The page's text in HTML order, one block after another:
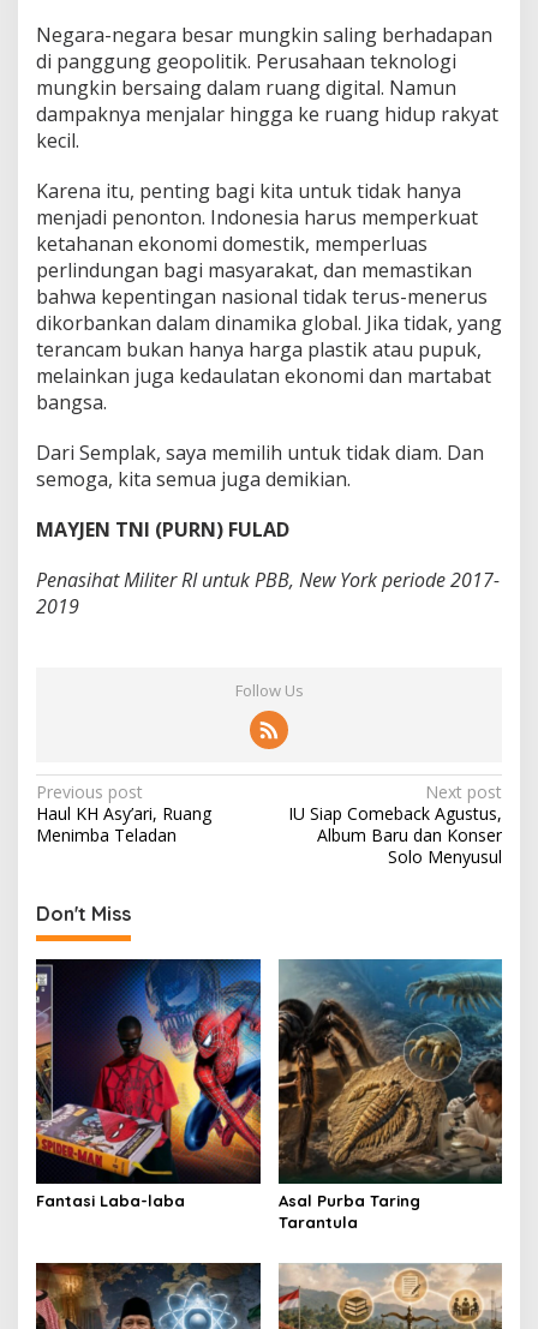
Negara-negara besar mungkin saling berhadapan
di panggung geopolitik. Perusahaan teknologi
mungkin bersaing dalam ruang digital. Namun
dampaknya menjalar hingga ke ruang hidup rakyat
kecil.
Karena itu, penting bagi kita untuk tidak hanya
menjadi penonton. Indonesia harus memperkuat
ketahanan ekonomi domestik, memperluas
perlindungan bagi masyarakat, dan memastikan
bahwa kepentingan nasional tidak terus-menerus
dikorbankan dalam dinamika global. Jika tidak, yang
terancam bukan hanya harga plastik atau pupuk,
melainkan juga kedaulatan ekonomi dan martabat
bangsa.
Dari Semplak, saya memilih untuk tidak diam. Dan
semoga, kita semua juga demikian.
MAYJEN TNI (PURN) FULAD
Penasihat Militer RI untuk PBB, New York periode 2017-
2019
Follow Us
P
o
t
n
a
v
i
g
a
t
o
Previous post
Haul KH Asy’ari, Ruang
Menimba Teladan
Next post
IU Siap Comeback Agustus,
Album Baru dan Konser
Solo Menyusul
Don't Miss
Fantasi Laba-laba
Asal Purba Taring
Tarantula